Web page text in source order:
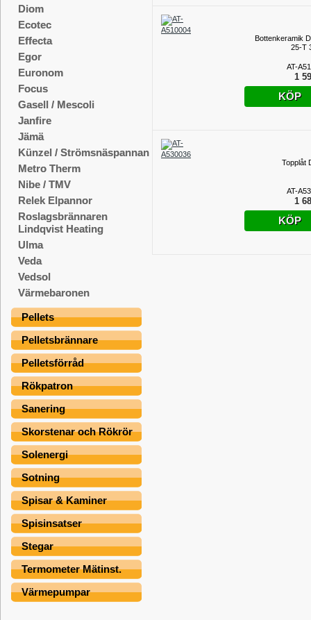
Diom
Ecotec
Effecta
Egor
Euronom
Focus
Gasell / Mescoli
Janfire
Jämä
Künzel / Strömsnäspannan
Metro Therm
Nibe / TMV
Relek Elpannor
Roslagsbrännaren
Lindqvist Heating
Ulma
Veda
Vedsol
Värmebaronen
Pellets
Pelletsbrännare
Pelletsförråd
Rökpatron
Sanering
Skorstenar och Rökrör
Solenergi
Sotning
Spisar & Kaminer
Spisinsatser
Stegar
Termometer Mätinst.
Värmepumpar
Bottenkeramik
25-T
AT-
1
KÖP
Topplåt
AT-
1
KÖP